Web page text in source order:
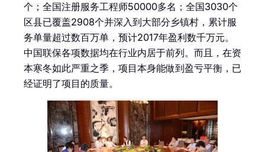
个；全国注册服务工程师50000多名；全国3030个
区县已覆盖2908个并深入到大部分乡镇村，累计服
务单量超过数百万单，预计2017年盈利数千万元。
中国联保各项数据均在行业内居于前列。而且，在资
本寒冬如此严重之季，项目本身能做到盈亏平衡，已
经证明了项目的质量。